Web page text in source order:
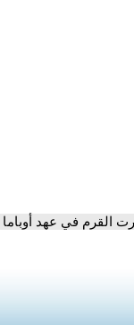
القرم في عهد